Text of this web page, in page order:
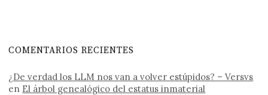
COMENTARIOS RECIENTES
¿De verdad los LLM nos van a volver estúpidos? – Versvs
en El árbol genealógico del estatus inmaterial